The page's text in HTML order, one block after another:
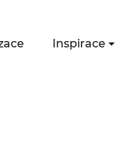
Inspirace